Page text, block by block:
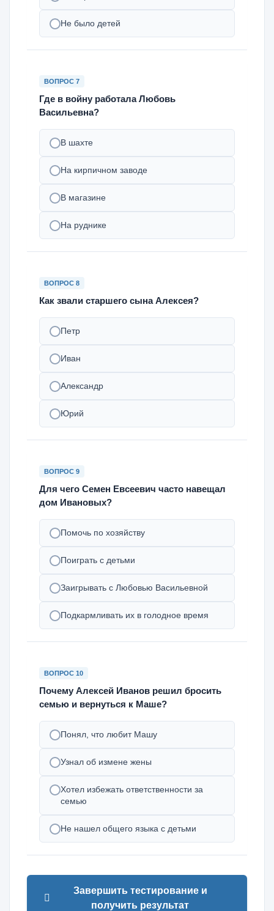
Не было детей
ВОПРОС 7
Где в войну работала Любовь
Васильевна?
В шахте
На кирпичном заводе
В магазине
На руднике
ВОПРОС 8
Как звали старшего сына Алексея?
Петр
Иван
Александр
Юрий
ВОПРОС 9
Для чего Семен Евсеевич часто навещал
дом Ивановых?
Помочь по хозяйству
Поиграть с детьми
Заигрывать с Любовью Васильевной
Подкармливать их в голодное время
ВОПРОС 10
Почему Алексей Иванов решил бросить
семью и вернуться к Маше?
Понял, что любит Машу
Узнал об измене жены
Хотел избежать ответственности за
семью
Не нашел общего языка с детьми
Завершить тестирование и
получить результат